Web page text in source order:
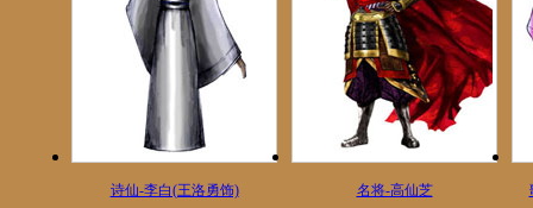
诗仙-李白(王洛勇饰) 名将-高仙芝